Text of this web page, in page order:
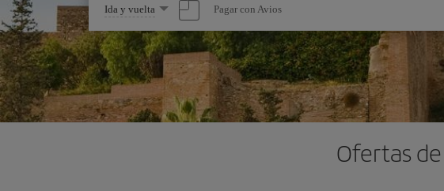
Seleccione
una
opción
Ida y vuelta Pagar con Avios
Ofertas